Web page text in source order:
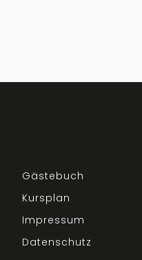
Gästebuch
Kursplan
Impressum
Datenschutz